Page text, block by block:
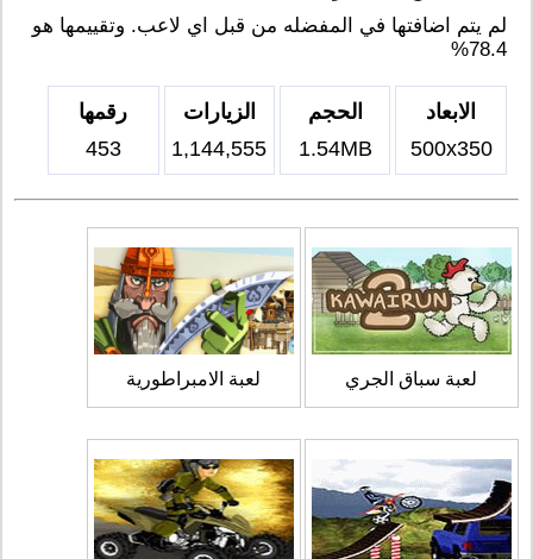
لم يتم اضافتها في المفضله من قبل اي لاعب. وتقييمها هو
78.4%
الابعاد
500x350
الحجم
1.54MB
الزيارات
1,144,555
رقمها
453
لعبة سباق الجري لعبة الامبراطورية